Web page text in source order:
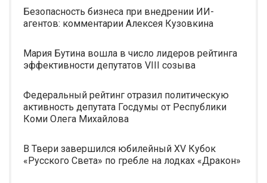
Безопасность бизнеса при внедрении ИИ-
агентов: комментарии Алексея Кузовкина
Мария Бутина вошла в число лидеров рейтинга
эффективности депутатов VIII созыва
Федеральный рейтинг отразил политическую
активность депутата Госдумы от Республики
Коми Олега Михайлова
В Твери завершился юбилейный XV Кубок
«Русского Света» по гребле на лодках «Дракон»